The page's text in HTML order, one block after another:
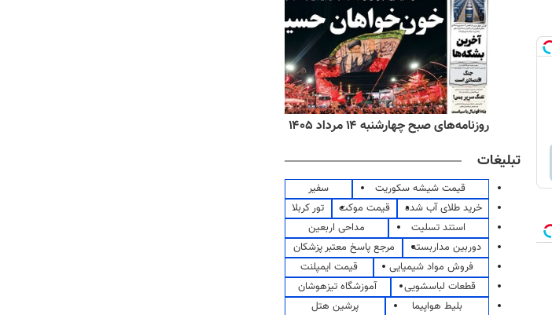
روزنامه‌های صبح چهارشنبه ۱۴ مرداد ۱۴۰۵
تبلیغات
قیمت شیشه سکوریت
سفیر
خرید طلای آب شده
قیمت موکت
تور کربلا
استند تسلیت
مداحی اربعین
دوربین مداربسته
مرجع پاسخ معتبر پزشکان
فروش مواد شیمیایی
قیمت ایمپلنت
قطعات لباسشویی
آموزشگاه تیزهوشان
بلیط هواپیما
پرشین هتل